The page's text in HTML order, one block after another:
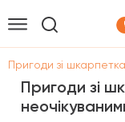
Пригоди зі
Пригоди зі